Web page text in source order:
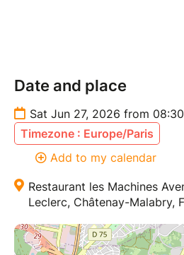
profiter pleinement de la piste.
Restaurant Les Machines
254 avenue de la Division
92290 Châtenay-Malabry
Entrée : 10€
Réservation conseillé
06 23 40 28 16
Date and place
Sat Jun 27, 2026 from
Timezone : Europe/Paris
Add to my calendar
Restaurant les Machines
Leclerc, Châtenay-Malabry,